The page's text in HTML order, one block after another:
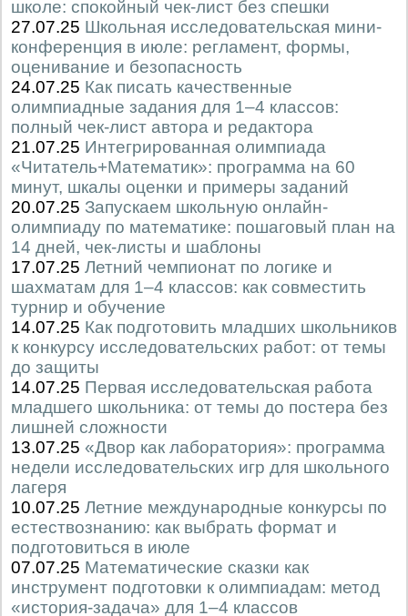
школе: спокойный чек-лист без спешки
27.07.25 Школьная исследовательская мини-
конференция в июле: регламент, формы,
оценивание и безопасность
24.07.25 Как писать качественные
олимпиадные задания для 1–4 классов:
полный чек-лист автора и редактора
21.07.25 Интегрированная олимпиада
«Читатель+Математик»: программа на 60
минут, шкалы оценки и примеры заданий
20.07.25 Запускаем школьную онлайн-
олимпиаду по математике: пошаговый план на
14 дней, чек-листы и шаблоны
17.07.25 Летний чемпионат по логике и
шахматам для 1–4 классов: как совместить
турнир и обучение
14.07.25 Как подготовить младших школьников
к конкурсу исследовательских работ: от темы
до защиты
14.07.25 Первая исследовательская работа
младшего школьника: от темы до постера без
лишней сложности
13.07.25 «Двор как лаборатория»: программа
недели исследовательских игр для школьного
лагеря
10.07.25 Летние международные конкурсы по
естествознанию: как выбрать формат и
подготовиться в июле
07.07.25 Математические сказки как
инструмент подготовки к олимпиадам: метод
«история-задача» для 1–4 классов